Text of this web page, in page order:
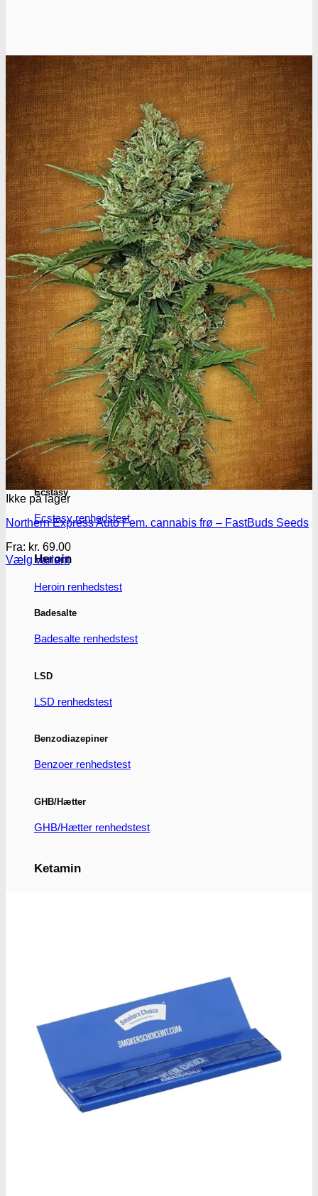
Oplev ALLe vores
brands lige her
Gå til brands
Narkotests
Narkotests
Kokain Tests
Kokain renhedhedstest
Crack renhedhedstest
Kokain blandingsmiddel test
MDMA
MDMA renhedstest
Ecstasy
Ecstasy renhedstest
Heroin
Heroin renhedstest
Badesalte
Badesalte renhedstest
LSD
LSD renhedstest
Benzodiazepiner
Benzoer renhedstest
GHB/Hætter
GHB/Hætter renhedstest
Ketamin
Opiater renhedstest
THC/Cannabinoider
THC test
Cannabinoider test
Ikke på lager
Northern Express Auto Fem. cannabis frø – FastBuds Seeds
Fra: kr. 69.00
Vælg variant
Mulighederne